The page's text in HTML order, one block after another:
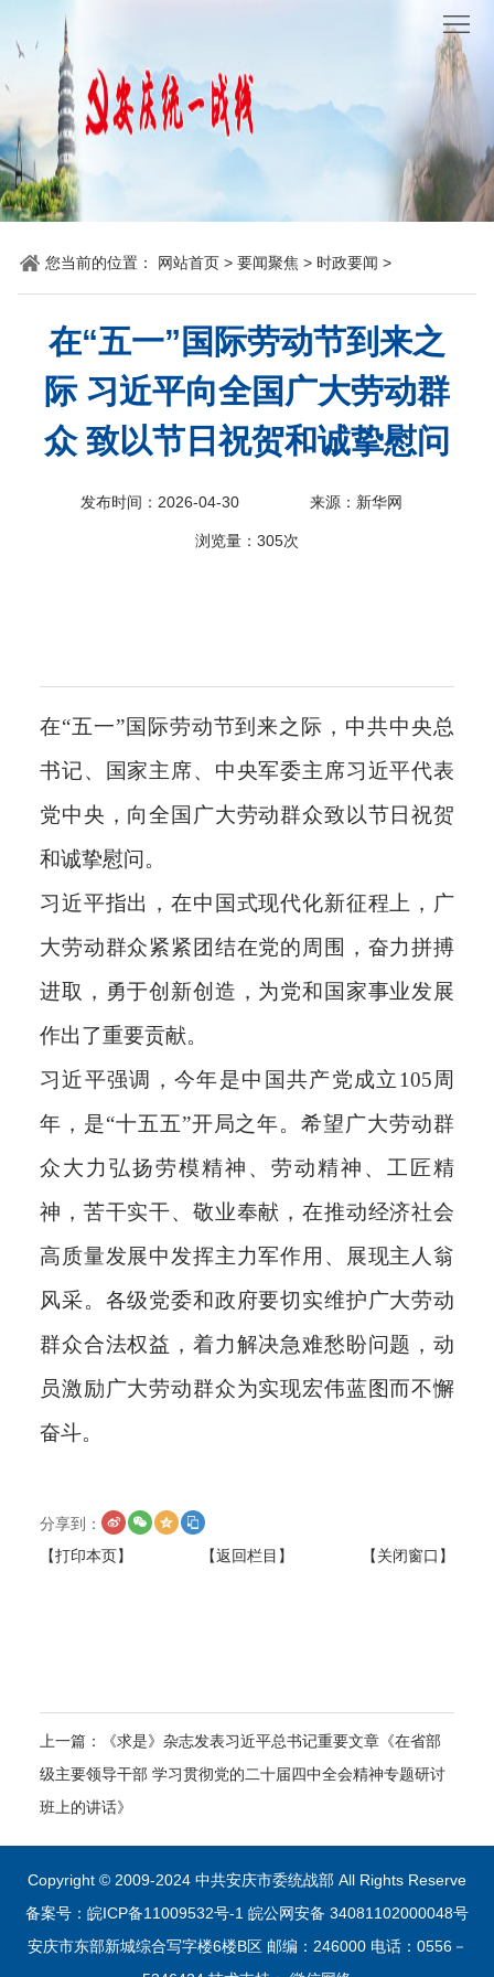
首
页
闻
聚
焦
统
战
时
各
地
机
您当前的位置： 网站首页 > 要闻聚焦 > 时政要闻 >
在“五一”国际劳动节到来之
际 习近平向全国广大劳动群
众 致以节日祝贺和诚挚慰问
发布时间：2026-04-30 来源：新华网
浏览量： 305次
在“五一”国际劳动节到来之际，中共中央总
书记、国家主席、中央军委主席习近平代表
党中央，向全国广大劳动群众致以节日祝贺
和诚挚慰问。
习近平指出，在中国式现代化新征程上，广
大劳动群众紧紧团结在党的周围，奋力拼搏
进取，勇于创新创造，为党和国家事业发展
作出了重要贡献。
习近平强调，今年是中国共产党成立105周
年，是“十五五”开局之年。希望广大劳动群
众大力弘扬劳模精神、劳动精神、工匠精
神，苦干实干、敬业奉献，在推动经济社会
高质量发展中发挥主力军作用、展现主人翁
风采。各级党委和政府要切实维护广大劳动
群众合法权益，着力解决急难愁盼问题，动
员激励广大劳动群众为实现宏伟蓝图而不懈
奋斗。
分享到：
【打印本页】
【返回栏目】 【关闭窗口】
上一篇：
《求是》杂志发表习近平总书记重要文章《在省部
级主要领导干部 学习贯彻党的二十届四中全会精神专题研讨
班上的讲话》
Copyright © 2009-2024 中共安庆市委统战部 All Rights Reserve
备案号：皖ICP备11009532号-1 皖公网安备 34081102000048号
安庆市东部新城综合写字楼6楼B区 邮编：246000 电话：0556－